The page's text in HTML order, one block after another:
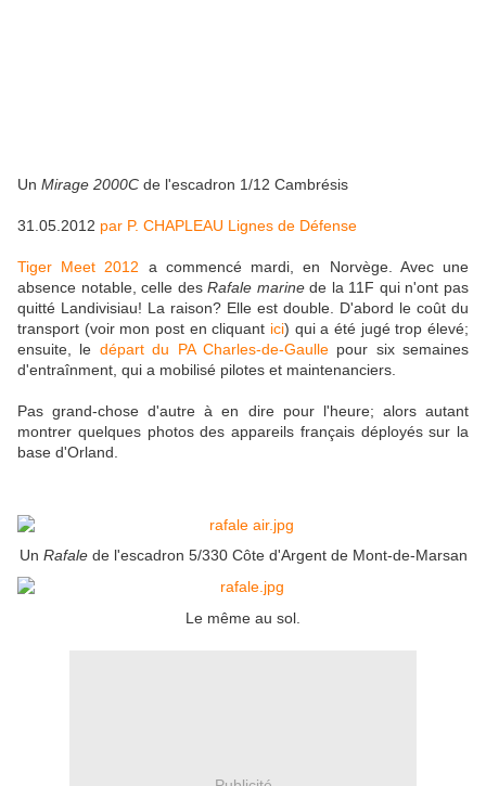
Un Mirage 2000C de l'escadron 1/12 Cambrésis
31.05.2012 par P. CHAPLEAU Lignes de Défense
Tiger Meet 2012 a commencé mardi, en Norvège. Avec une
absence notable, celle desRafale marinede la 11F qui n'ont pas
quitté Landivisiau! La raison? Elle est double. D'abord le coût du
transport (voir mon post en cliquant ici) qui a été jugé trop élevé;
ensuite, le départ du PA Charles-de-Gaullepour six semaines
d'entraînment, qui a mobilisé pilotes et maintenanciers.
Pas grand-chose d'autre à en dire pour l'heure; alors autant
montrer quelques photos des appareils français déployés sur la
base d'Orland.
Un Rafalede l'escadron 5/330 Côte d'Argent de Mont-de-Marsan
Le même au sol.